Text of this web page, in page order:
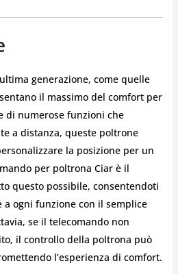
generazione, come quelle
il massimo del comfort per
di numerose funzioni che
a distanza, queste poltrone
la posizione per un
per poltrona Ciar è il
questo possibile, consentendoti
ogni funzione con il semplice
se il telecomando non
il controllo della poltrona può
l’esperienza di comfort.